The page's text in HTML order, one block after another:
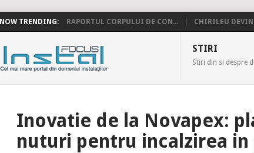
NOW TRENDING: RAPORTUL CORPULUI DE CON... CHIRILEU
INSTALFOCUS STIRI
Stiri din si despre
Inovatie de la Novapex:
nuturi pentru incalzirea in